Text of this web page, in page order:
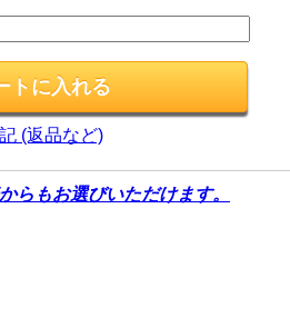
(返品など)
らもお選びいただけます。